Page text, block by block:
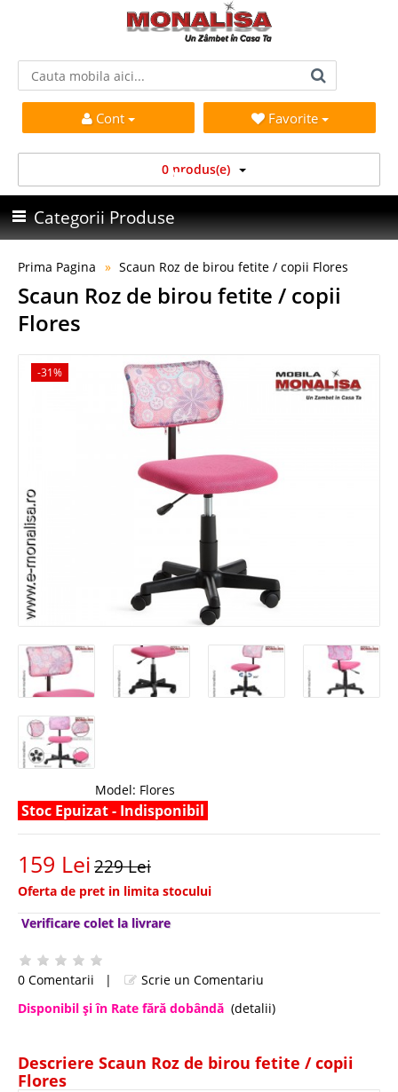
Cont Favorite
0 produs(e)
Categorii Produse
Prima Pagina Scaun Roz de birou fetite / copii Flores
Scaun Roz de birou fetite / copii
Flores
-31%
Model: Flores
Stoc Epuizat - Indisponibil
159 Lei229 Lei
Oferta de pret in limita stocului
Verificare colet la livrare
0 Comentarii |
Scrie un Comentariu
Disponibil şi în Rate fără dobândă (detalii)
Descriere Scaun Roz de birou fetite / copii
Flores